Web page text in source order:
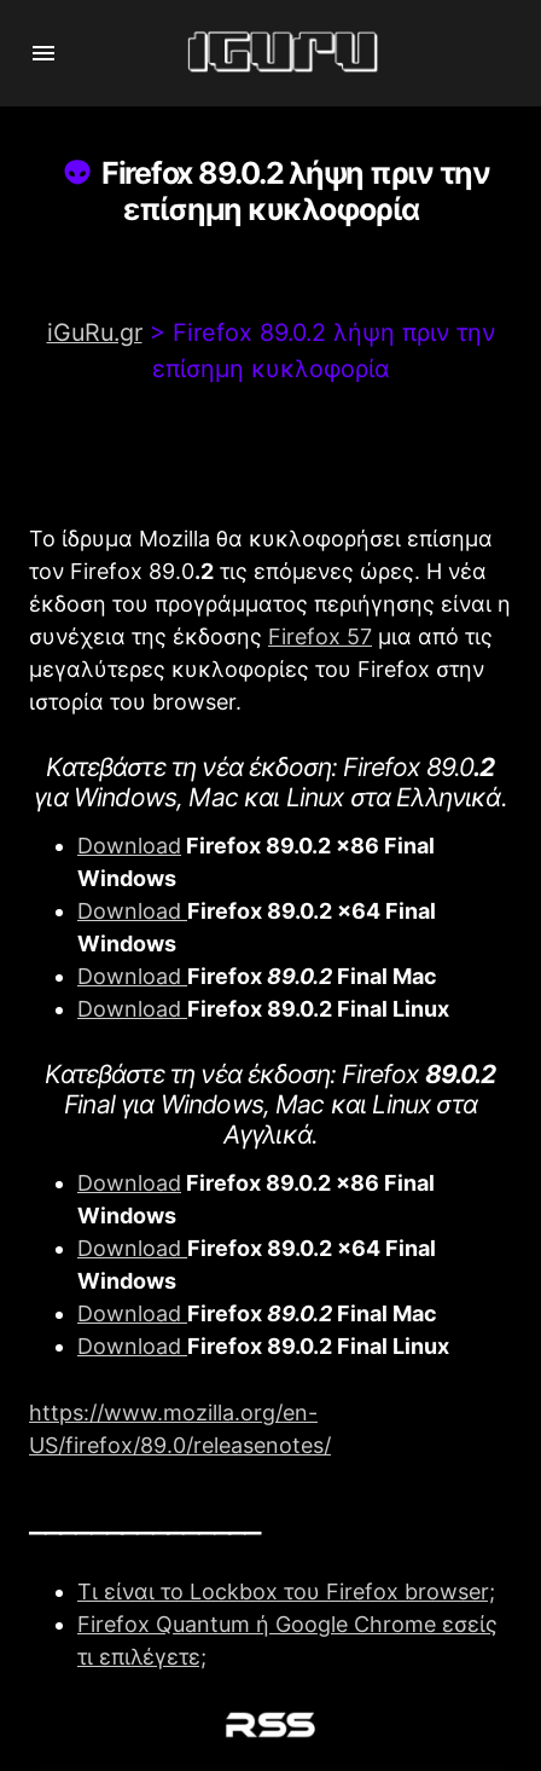
Firefox 89.0.2 λήψη πριν την
επίσημη κυκλοφορία
iGuRu.gr> Firefox 89.0.2 λήψη πριν την
επίσημη κυκλοφορία
Το ίδρυμα Mozilla θα κυκλοφορήσει επίσημα
τον Firefox 89.0.2 τις επόμενες ώρες. Η νέα
έκδοση του προγράμματος περιήγησης είναι η
συνέχεια της έκδοσης Firefοx 57 μια από τις
μεγαλύτερες κυκλοφορίες του Firefox στην
ιστορία του browser.
Κατεβάστε τη νέα έκδοση: Firefοx 89.0.2
για Windows, Mac και Linux στα Ελληνικά.
Download Firefοx 89.0.2 x86 Final
Windows
Download Firefοx 89.0.2 x64 Final
Windows
Download Firefοx89.0.2 Final Mac
Download Firefοx 89.0.2 Final Linux
Κατεβάστε τη νέα έκδοση: Firefοx 89.0.2
Final για Windows, Mac και Linux στα
Αγγλικά.
Download Firefοx 89.0.2 x86 Final
Windows
Download Firefοx 89.0.2 x64 Final
Windows
Download Firefοx89.0.2 Final Mac
Download Firefοx 89.0.2 Final Linux
https://www.mozilla.org/en-
US/firefox/89.0/releasenotes/
Τι είναι το Lockbox του Firefox browser;
Firefox Quantum ή Google Chrome εσείς
τι επιλέγετε;